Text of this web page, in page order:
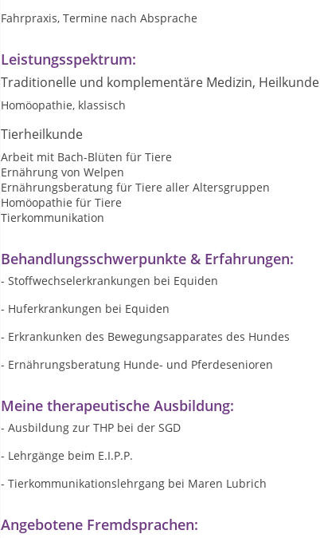
Fahrpraxis, Termine nach Absprache
Leistungsspektrum:
Traditionelle und komplementäre Medizin, Heilkunde
Homöopathie, klassisch
Tierheilkunde
Arbeit mit Bach-Blüten für Tiere
Ernährung von Welpen
Ernährungsberatung für Tiere aller Altersgruppen
Homöopathie für Tiere
Tierkommunikation
Behandlungsschwerpunkte & Erfahrungen:
- Stoffwechselerkrankungen bei Equiden
- Huferkrankungen bei Equiden
- Erkrankunken des Bewegungsapparates des Hundes
- Ernährungsberatung Hunde- und Pferdesenioren
Meine therapeutische Ausbildung:
- Ausbildung zur THP bei der SGD
- Lehrgänge beim E.I.P.P.
- Tierkommunikationslehrgang bei Maren Lubrich
Angebotene Fremdsprachen: